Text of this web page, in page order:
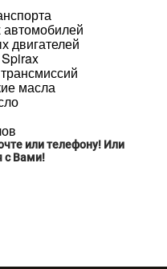
двигателей
масла
или телефону! Или
с Вами!